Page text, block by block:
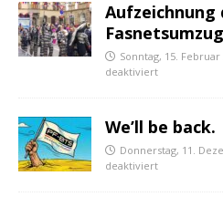
Aufzeichnung
Sonntag, 15. Februar
deaktiviert
We’ll be back.
Donnerstag, 11.
deaktiviert